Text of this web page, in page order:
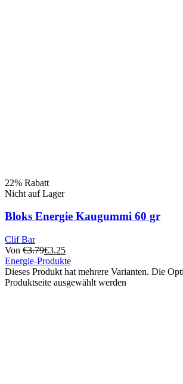
22% Rabatt
Nicht auf Lager
Bloks Energie Kaugummi 60 gr
Clif Bar
Von €3.79€3.25
Energie-Produkte
Dieses Produkt hat mehrere Varianten. Die
Produktseite ausgewählt werden